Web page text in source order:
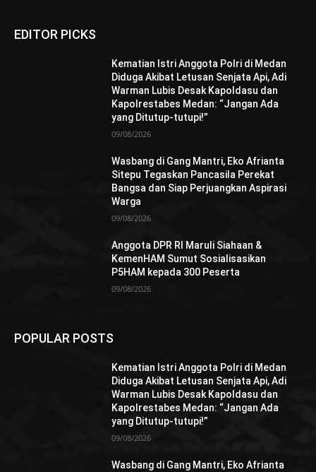
EDITOR PICKS
Kematian Istri Anggota Polri di Medan
Diduga Akibat Letusan Senjata Api, Adi
Warman Lubis Desak Kapoldasu dan
Kapolrestabes Medan: “Jangan Ada
yang Ditutup-tutupi!”
09/08/2026
Wasbang di Gang Mantri, Eko Afrianta
Sitepu Tegaskan Pancasila Perekat
Bangsa dan Siap Perjuangkan Aspirasi
Warga
09/08/2026
Anggota DPR RI Maruli Siahaan &
KemenHAM Sumut Sosialisasikan
P5HAM kepada 300 Peserta
09/08/2026
POPULAR POSTS
Kematian Istri Anggota Polri di Medan
Diduga Akibat Letusan Senjata Api, Adi
Warman Lubis Desak Kapoldasu dan
Kapolrestabes Medan: “Jangan Ada
yang Ditutup-tutupi!”
09/08/2026
Wasbang di Gang Mantri, Eko Afrianta